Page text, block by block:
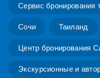
Сервис бронирования
Сочи Таиланд
Центр бронирования
Экскурсионные и